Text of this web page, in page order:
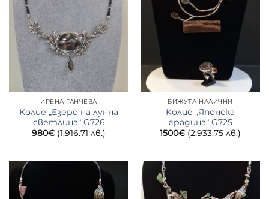
ИРЕНА ГАНЧЕВА
Колие „Езеро на лунна
светлина“ G726
980€ (1,916.71 лв.)
БИЖУТА НАЛИЧНИ
Колие „Японска
градина“ G725
1500€ (2,933.75 лв.)